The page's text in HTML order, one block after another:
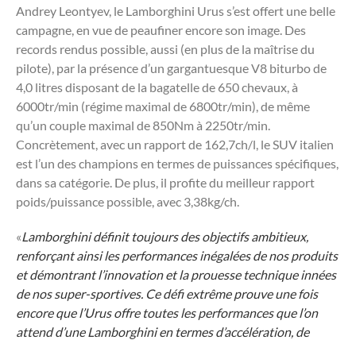
Andrey Leontyev, le Lamborghini Urus s’est offert une belle
campagne, en vue de peaufiner encore son image. Des
records rendus possible, aussi (en plus de la maîtrise du
pilote), par la présence d’un gargantuesque V8 biturbo de
4,0 litres disposant de la bagatelle de 650 chevaux, à
6000tr/min (régime maximal de 6800tr/min), de même
qu’un couple maximal de 850Nm à 2250tr/min.
Concrètement, avec un rapport de 162,7ch/l, le SUV italien
est l’un des champions en termes de puissances spécifiques,
dans sa catégorie. De plus, il profite du meilleur rapport
poids/puissance possible, avec 3,38kg/ch.
«Lamborghini définit toujours des objectifs ambitieux,
renforçant ainsi les performances inégalées de nos produits
et démontrant l’innovation et la prouesse technique innées
de nos super-sportives. Ce défi extrême prouve une fois
encore que l’Urus offre toutes les performances que l’on
attend d’une Lamborghini en termes d’accélération, de